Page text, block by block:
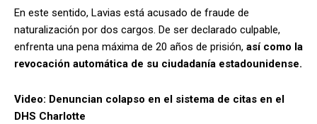
En este sentido, Lavias está acusado de fraude de
naturalización por dos cargos. De ser declarado culpable,
enfrenta una pena máxima de 20 años de prisión, así como la
revocación automática de su ciudadanía estadounidense.
Video: Denuncian colapso en el sistema de citas en el
DHS Charlotte